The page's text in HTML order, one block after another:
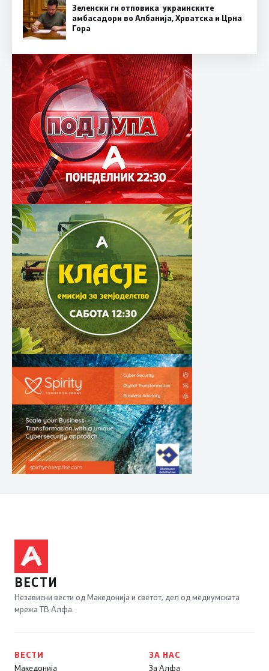
Зеленски ги отповика украинските
амбасадори во Албанија, Хрватска и Црна
Гора
ВЕСТИ
Независни вести од Македонија и светот, дел од медиумската
мрежа ТВ Алфа.
ВЕСТИ
Македонија
ЗА НАС
За Алфа